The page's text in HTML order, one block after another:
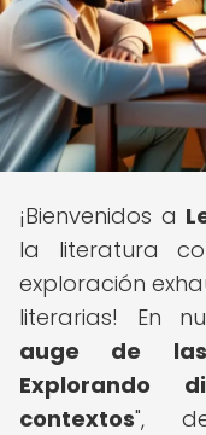
¡Bienvenidos a
la literatura
exploración
literarias! En
auge de las
Explorando
contextos",